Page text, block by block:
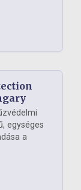
egységes
a